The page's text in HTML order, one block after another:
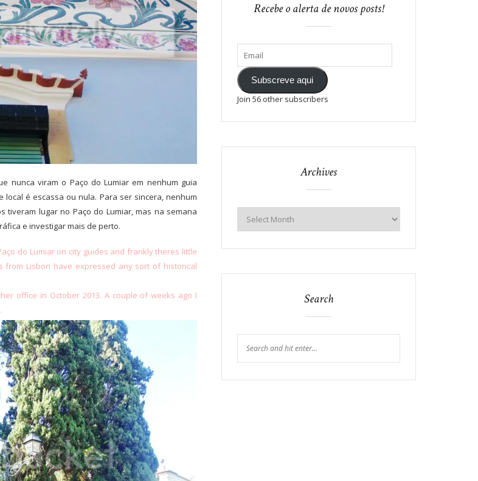
nunca viram o Paço do Lumiar em nenhum guia
é escassa ou nula. Para ser sincera, nenhum
tiveram lugar no Paço do Lumiar, mas na semana
e investigar mais de perto.
do Lumiar on city guides and frankly theres little
Lisbon have expressed any sort of historical
office in October 2013. A couple of weeks ago I
Recebe o alerta de novos posts!
Subscreve aqui
Join 56 other subscribers
Archives
Search